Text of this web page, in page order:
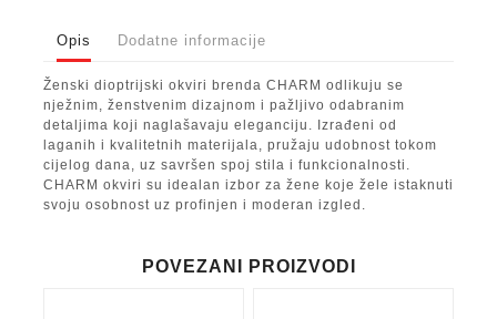
Opis Dodatne informacije
Ženski dioptrijski okviri brenda CHARM odlikuju se
nježnim, ženstvenim dizajnom i pažljivo odabranim
detaljima koji naglašavaju eleganciju. Izrađeni od
laganih i kvalitetnih materijala, pružaju udobnost tokom
cijelog dana, uz savršen spoj stila i funkcionalnosti.
CHARM okviri su idealan izbor za žene koje žele istaknuti
svoju osobnost uz profinjen i moderan izgled.
POVEZANI PROIZVODI